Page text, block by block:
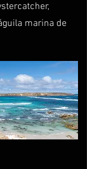
marina de